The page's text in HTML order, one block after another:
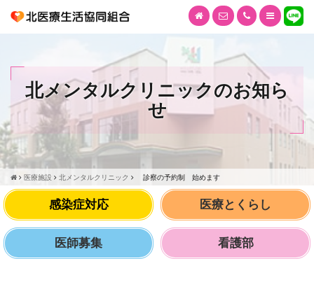
北メンタルクリニックのお知ら
せ
医療施設 北メンタルクリニック 診察の予約制 始めます
感染症対応 医療とくらし
医師募集 看護部